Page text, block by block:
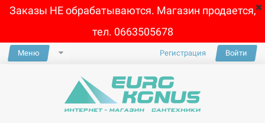
Заказы НЕ обрабатываются. Магазин продается,
тел. 0663505678
Меню Регистрация Войти